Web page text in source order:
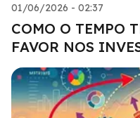
01/06/2026 - 02:37
COMO O TEMPO
FAVOR NOS